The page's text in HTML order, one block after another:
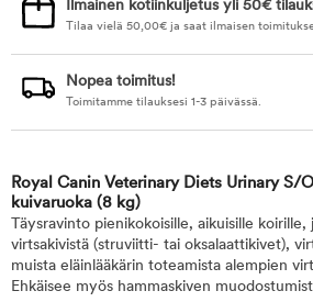
Ilmainen kotiinkuljetus yli 50€
Tilaa vielä 50,00€ ja saat ilmaisen
Nopea toimitus!
Toimitamme tilauksesi 1-3 päivässä.
Royal Canin Veterinary Diets Urinary S/
kuivaruoka (8 kg)
Täysravinto pienikokoisille, aikuisille koirille,
virtsakivistä (struviitti- tai oksalaattikivet),
muista eläinlääkärin toteamista alempien
Ehkäisee myös hammaskiven